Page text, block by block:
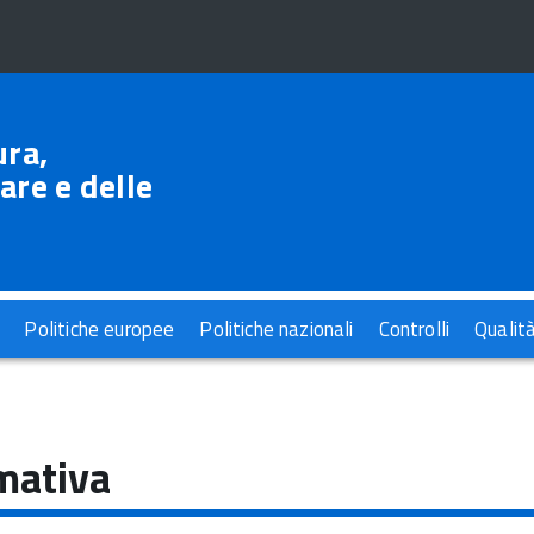
e delle
Politiche europee Politiche nazionali Controlli